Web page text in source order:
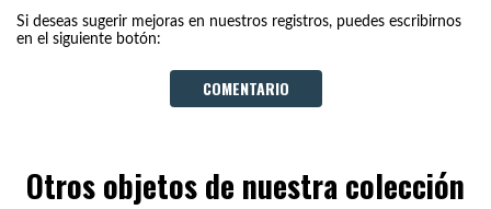
Si deseas sugerir mejoras en nuestros registros, puedes escribirnos
en el siguiente botón:
COMENTARIO
Otros objetos de nuestra colección